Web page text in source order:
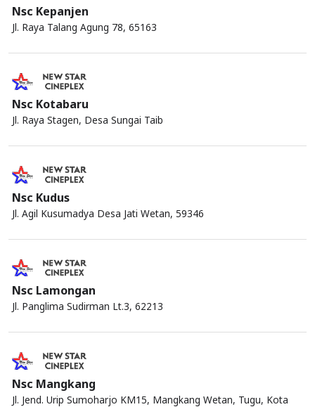
Nsc Kepanjen
Jl. Raya Talang Agung 78, 65163
Nsc Kotabaru
Jl. Raya Stagen, Desa Sungai Taib
Nsc Kudus
Jl. Agil Kusumadya Desa Jati Wetan, 59346
Nsc Lamongan
Jl. Panglima Sudirman Lt.3, 62213
Nsc Mangkang
Jl. Jend. Urip Sumoharjo KM15, Mangkang Wetan, Tugu, Kota